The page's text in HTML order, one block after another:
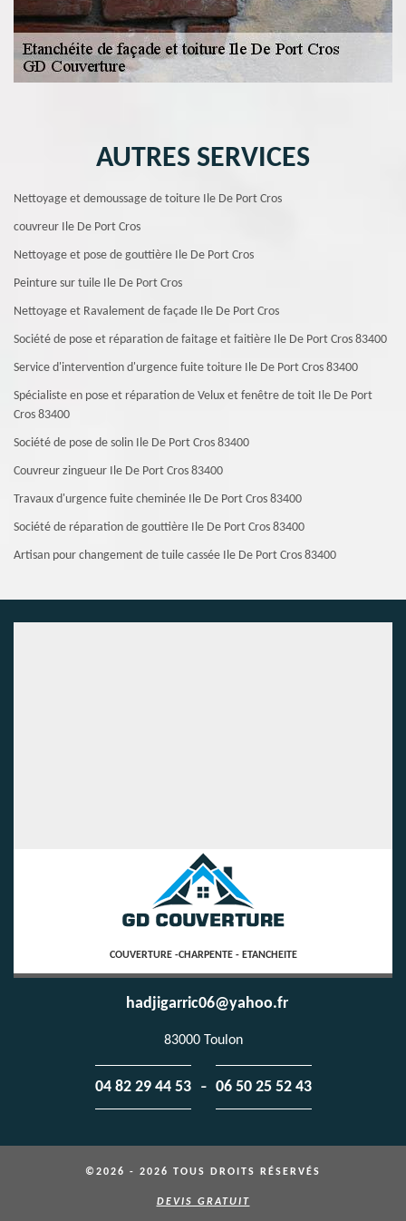
AUTRES SERVICES
Nettoyage et demoussage de toiture Ile De Port Cros
couvreur Ile De Port Cros
Nettoyage et pose de gouttière Ile De Port Cros
Peinture sur tuile Ile De Port Cros
Nettoyage et Ravalement de façade Ile De Port Cros
Société de pose et réparation de faitage et faitière Ile De Port Cros 83400
Service d'intervention d'urgence fuite toiture Ile De Port Cros 83400
Spécialiste en pose et réparation de Velux et fenêtre de toit Ile De Port
Cros 83400
Société de pose de solin Ile De Port Cros 83400
Couvreur zingueur Ile De Port Cros 83400
Travaux d'urgence fuite cheminée Ile De Port Cros 83400
Société de réparation de gouttière Ile De Port Cros 83400
Artisan pour changement de tuile cassée Ile De Port Cros 83400
COUVERTURE -CHARPENTE - ETANCHEITE
hadjigarric06@yahoo.fr
83000 Toulon
04 82 29 44 53 - 06 50 25 52 43
©2026 - 2026 TOUS DROITS RÉSERVÉS
DEVIS GRATUIT